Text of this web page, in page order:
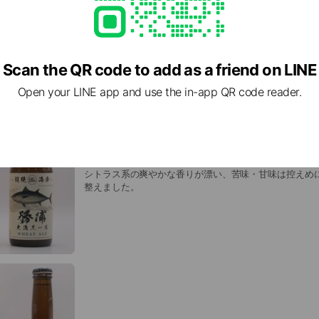
シトラス系の爽やかな香りが漂い、苦味・甘味は控えめ
整えました。
Scan the QR code to add as a friend on LINE
Open your LINE app and use the in-app QR code reader.